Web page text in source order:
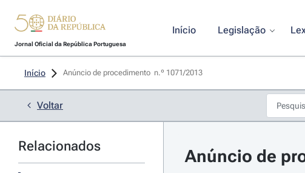
Jornal Oficial da República Portuguesa
Início Legislação
Início Anúncio de procedimento  n.º 1071/2013
Voltar
Relacionados
Anúncio de